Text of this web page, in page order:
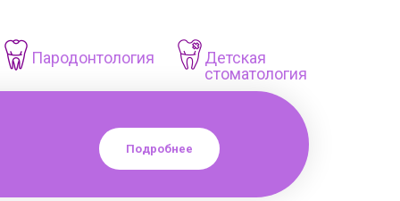
Пародонтология
Детская
стоматология
Подробнее